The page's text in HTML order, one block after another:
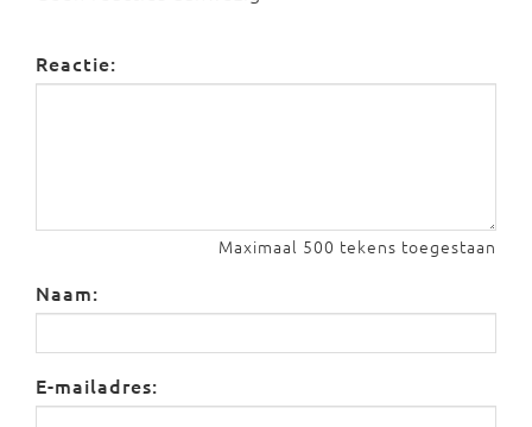
Reactie:
Maximaal 500 tekens toegestaan
Naam:
E-mailadres: